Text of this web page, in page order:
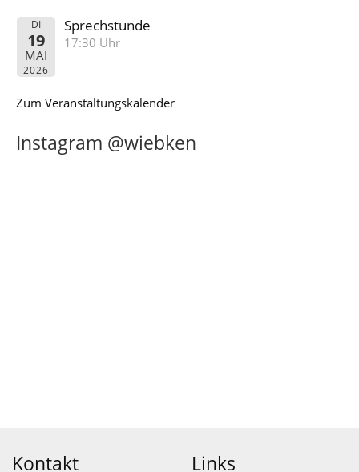
DI
19
MAI
2026
Sprechstunde
17:30 Uhr
Zum Veranstaltungskalender
Instagram @wiebken
Kontakt Links